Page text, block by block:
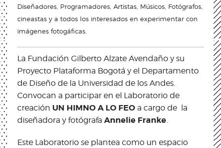
Diseñadores, Programadores, Artistas, Músicos, Fotógrafos,
cineastas y a todos los interesados en experimentar con
imágenes fotogáficas.
La Fundación Gilberto Alzate Avendaño y su
Proyecto Plataforma Bogotá y el Departamento
de Diseño de la Universidad de los Andes.
Convocan a participar en el Laboratorio de
creación UN HIMNO A LO FEO a cargo de la
diseñadora y fotógrafa Annelie Franke.
Este Laboratorio se plantea como un espacio